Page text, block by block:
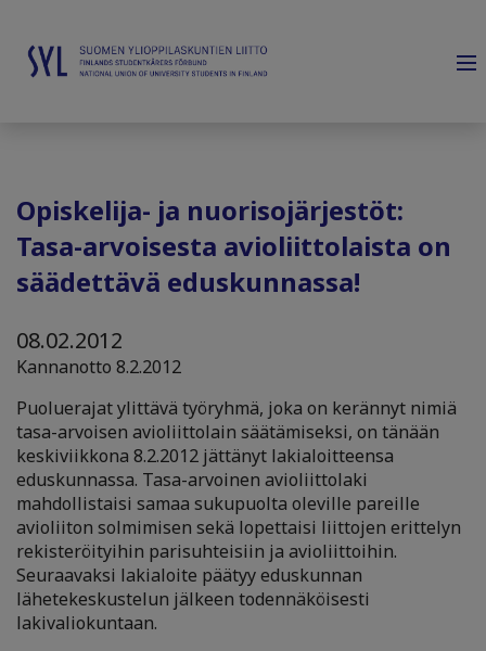
Opiskelija- ja nuorisojärjestöt:
Tasa-arvoisesta avioliittolaista on
säädettävä eduskunnassa!
08.02.2012
Kannanotto 8.2.2012
Puoluerajat ylittävä työryhmä, joka on kerännyt nimiä
tasa-arvoisen avioliittolain säätämiseksi, on tänään
keskiviikkona 8.2.2012 jättänyt lakialoitteensa
eduskunnassa. Tasa-arvoinen avioliittolaki
mahdollistaisi samaa sukupuolta oleville pareille
avioliiton solmimisen sekä lopettaisi liittojen erittelyn
rekisteröityihin parisuhteisiin ja avioliittoihin.
Seuraavaksi lakialoite päätyy eduskunnan
lähetekeskustelun jälkeen todennäköisesti
lakivaliokuntaan.